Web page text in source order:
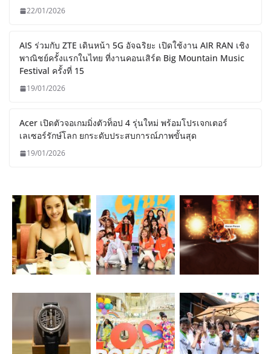
22/01/2026
AIS ร่วมกับ ZTE เดินหน้า 5G อัจฉริยะ เปิดใช้งาน AIR RAN เชิง
พาณิชย์ครั้งแรกในไทย ที่งานคอนเสิร์ต Big Mountain Music
Festival ครั้งที่ 15
19/01/2026
Acer เปิดตัวจอเกมมิ่งตัวท็อป 4 รุ่นใหม่ พร้อมโปรเจกเตอร์
เลเซอร์รักษ์โลก ยกระดับประสบการณ์ภาพขั้นสุด
19/01/2026